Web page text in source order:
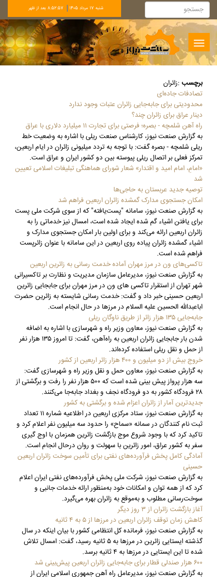
شنبه 17 مرداد 1405 8:52:58 بعد از ظهر
Toggle
navigation
برچسب :زائران
تصادفات جاده‌ای
محدودیتی برای جابه‌جایی زائران عتبات وجود ندارد
دینار عراق برای زائران چند؟
راه آهن شلمچه - بصره؛ فرصتی برای تجارت ۱۱ میلیارد دلاری با عراق
به گزارش صنعت نیوز، کارشناس صنعت ریلی با اشاره به وضعیت خط
ریلی شلمچه - بصره گفت: با توجه به تردد میلیونی زائران در ایام اربعین،
تمرکز فعلی بر اتصال ریلی پیوسته بین دو کشور ایران و عراق است.
«امامِ، امام امید و اقتدار» شعار شورای هماهنگی تبلیغات اسلامی تعیین
شد
توصیه جدید عربستان به حاجی‌ها
امکان جستجوی مدارک گمشده زائران اربعین فراهم شد
به گزارش صنعت نیوز، سامانه "پست‌یافته" که از سوی شرکت ملی پست
برای یافتن اشیاء گم شده ایجاد شده است، امسال نیز خدماتی را به
زائران اربعین ارائه می‌کند و برای اولین بار امکان جستجوی مدارک و
اشیاء گمشده زائران پیاده روی اربعین در این سامانه با عنوان زائرپست
فراهم شده است.
تاکسی‌های ون در مرز مهران آماده خدمت رسانی به زائرین اربعین
به گزارش صنعت نیوز، مدیرعامل سازمان مدیریت و نظارت بر تاکسیرانی
شهر تهران از استقرار تاکسی های ون در مرز مهران برای جابجایی زائرین
اربعین حسینی خبر داد و گفت: خدمت رسانی شایسته به زائرین حضرت
اباعبدالله الحسین علیه السلام در مرزها در حال انجام است.
جابه‌جایی ۱۳۵ هزار زائر از طریق ناوگان ریلی
به گزارش صنعت نیوز، معاون وزیر راه و شهرسازی با اشاره به اضافه
شدن بار جابجایی زائران اربعین به راه‌آهن، گفت: تا امروز ۱۳۵ هزار نفر
از حمل و نقل ریلی استفاده کرده‌اند.
خروج بیش از دو میلیون و ۴۰۰ هزار زائر اربعین از کشور
به گزارش صنعت نیوز، معاون حمل و نقل وزیر راه و شهرسازی گفت:
سه هزار پرواز پیش بینی شده است که ۵۰۰ هزار نفر را رفت و برگشتی از
۲۸ فرودگاه کشور به دو فرودگاه نجف و بغداد جابه‌جا می‌کنند.
جدیدترین آمار از زائران اعزام شده و برگشتی به کشور
به گزارش صنعت نیوز، ستاد مرکزی اربعین در اطلاعیه شماره ۱۱ تعداد
ثبت نام کنندگان در سمانه «سماح» را حدود سه میلیون نفر اعلام کرد و
تاکید کرد که با وجود شروع موج بازگشت زائرین همزمان با اوج گیری
سفر به کشور عراق، امور زائرین با سهولت و روان درحال انجام است.
آمادگی کامل پخش فرآورده‌های نفتی برای تأمین سوخت زائران اربعین
حسینی
به گزارش صنعت نیوز، شرکت ملی پخش فرآورده‌های نفتی ایران اعلام
کرد که از همه توان و امکانات خود به‌منظور ارائه خدمات جانبی و
سوخت‌رسانی مطلوب و به‌موقع به زائران بهره‌ می‌گیرد.
آغاز بازگشت زائران از ۳ روز دیگر
کاهش زمان توقف زائران اربعین در مرزها از ۵ به ۴ ثانیه
به گزارش صنعت نیوز، فرمانده کل انتظامی کشور با بیان اینکه در سال
گذشته ایستایی زائرین در مرزها به ۵ ثانیه رسید، گفت: امسال تلاش
شده تا این ایستایی در مرزها به ۴ ثانیه برسد.
۶۰۰ هزار صندلی قطار برای جابه‌جایی زائران اربعین پیش‌بینی شد
به گزارش صنعت نیوز، مدیرعامل راه آهن جمهوری اسلامی ایران از